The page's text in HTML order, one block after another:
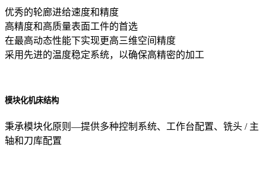
优秀的轮廊进给速度和精度
高精度和高质量表面工件的首选
在最高动态性能下实现更高三维空间精度
采用先进的温度稳定系统，以确保高精密的加工
模块化机床结构
秉承模块化原则—提供多种控制系统、工作台配置、铣头 / 主
轴和刀库配置